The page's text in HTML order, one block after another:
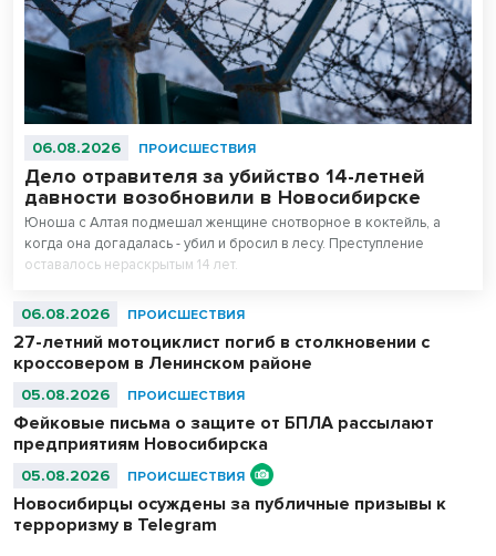
06.08.2026 ПРОИСШЕСТВИЯ
Дело отравителя за убийство 14-летней
давности возобновили в Новосибирске
Юноша с Алтая подмешал женщине снотворное в коктейль, а
когда она догадалась - убил и бросил в лесу. Преступление
оставалось нераскрытым 14 лет.
06.08.2026 ПРОИСШЕСТВИЯ
27-летний мотоциклист погиб в столкновении с
кроссовером в Ленинском районе
05.08.2026 ПРОИСШЕСТВИЯ
Фейковые письма о защите от БПЛА рассылают
предприятиям Новосибирска
05.08.2026 ПРОИСШЕСТВИЯ
Новосибирцы осуждены за публичные призывы к
терроризму в Telegram